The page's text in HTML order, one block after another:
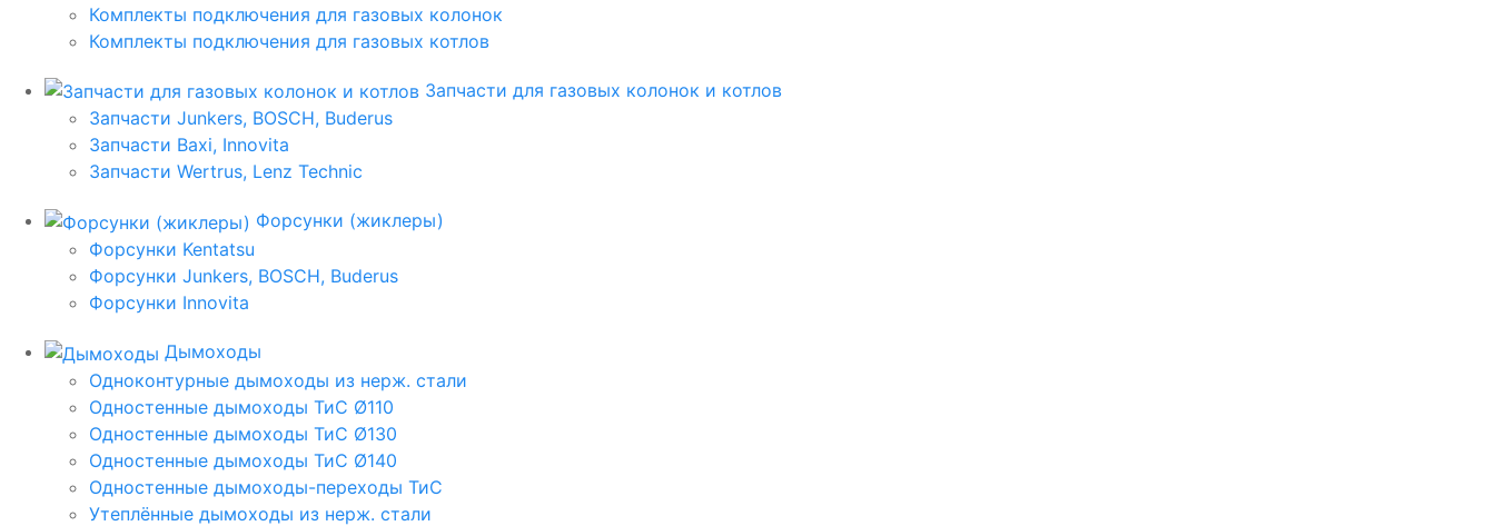
Комплекты подключения для газовых колонок
Комплекты подключения для газовых котлов
Запчасти для газовых колонок и котлов
Запчасти Junkers, BOSCH, Buderus
Запчасти Baxi, Innovita
Запчасти Wertrus, Lenz Technic
Форсунки (жиклеры)
Форсунки Kentatsu
Форсунки Junkers, BOSCH, Buderus
Форсунки Innovita
Дымоходы
Одноконтурные дымоходы из нерж. стали
Одностенные дымоходы ТиС Ø110
Одностенные дымоходы ТиС Ø130
Одностенные дымоходы ТиС Ø140
Одностенные дымоходы-переходы ТиС
Утеплённые дымоходы из нерж. стали